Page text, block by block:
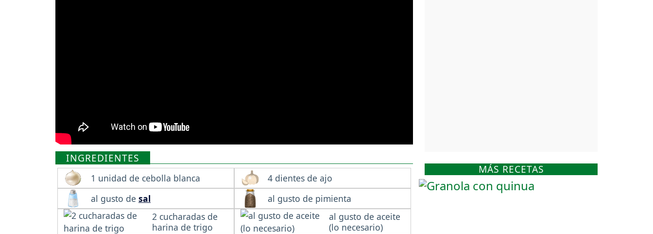
INGREDIENTES
1 unidad de cebolla blanca
4 dientes de ajo
al gusto de sal
al gusto de pimienta
2 cucharadas de
harina de trigo
al gusto de aceite
(lo necesario)
MÁS RECETAS